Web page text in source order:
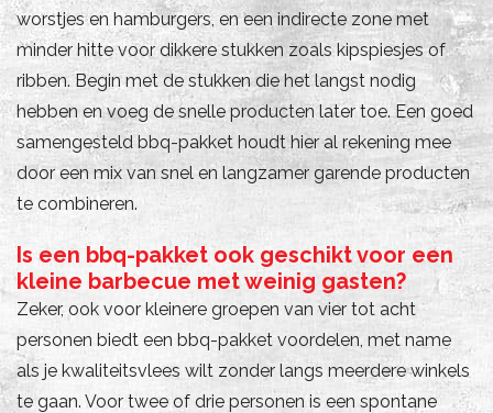
worstjes en hamburgers, en een indirecte zone met
minder hitte voor dikkere stukken zoals kipspiesjes of
ribben. Begin met de stukken die het langst nodig
hebben en voeg de snelle producten later toe. Een goed
samengesteld bbq-pakket houdt hier al rekening mee
door een mix van snel en langzamer garende producten
te combineren.
Is een bbq-pakket ook geschikt voor een
kleine barbecue met weinig gasten?
Zeker, ook voor kleinere groepen van vier tot acht
personen biedt een bbq-pakket voordelen, met name
als je kwaliteitsvlees wilt zonder langs meerdere winkels
te gaan. Voor twee of drie personen is een spontane